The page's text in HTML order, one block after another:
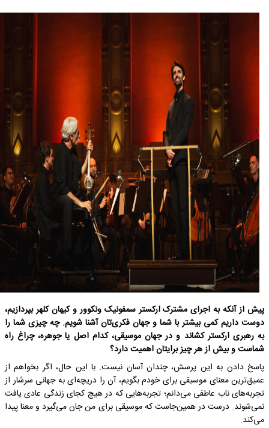
پیش از آنکه به اجرای مشترک ارکستر سمفونیک ونکوور و کیهان کلهر بپردازیم،
دوست داریم کمی بیشتر با شما و جهان فکری‌تان آشنا شویم. چه چیزی شما را
به رهبری ارکستر کشاند و در جهان موسیقی، کدام اصل یا جوهره، چراغ راه
شماست و بیش از هر چیز برایتان اهمیت دارد؟
پاسخ دادن به این پرسش، چندان آسان نیست. با این حال، اگر بخواهم از
عمیق‌ترین معنای موسیقی برای خودم بگویم، آن را دریچه‌ای به جهانی سرشار از
تجربه‌های ناب عاطفی می‌دانم؛ تجربه‌هایی که در هیچ کجای زندگی عادی یافت
نمی‌شوند. درست در همین‌جاست که موسیقی برای من جان می‌گیرد و معنا پیدا
می‌کند.